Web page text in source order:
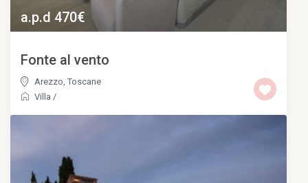
a.p.d 470€
Fonte al vento
Arezzo ,Toscane
Villa /